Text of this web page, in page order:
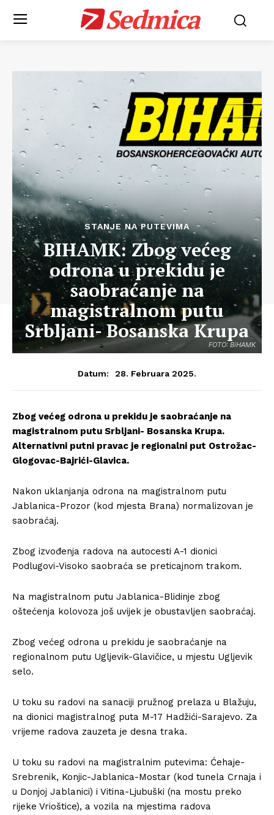
Sedmica
FOTO: BiHAMK
STANJE NA PUTEVIMA
BIHAMK: Zbog većeg
odrona u prekidu je
saobraćanje na
magistralnom putu
Srbljani- Bosanska Krupa
Datum: 28. Februara 2025.
Zbog većeg odrona u prekidu je saobraćanje na
magistralnom putu Srbljani- Bosanska Krupa.
Alternativni putni pravac je regionalni put Ostrožac-
Glogovac-Bajrići-Glavica.
Nakon uklanjanja odrona na magistralnom putu
Jablanica-Prozor (kod mjesta Brana) normalizovan je
saobraćaj.
Zbog izvođenja radova na autocesti A-1 dionici
Podlugovi-Visoko saobraća se preticajnom trakom.
Na magistralnom putu Jablanica-Blidinje zbog
oštećenja kolovoza još uvijek je obustavljen saobraćaj.
Zbog većeg odrona u prekidu je saobraćanje na
regionalnom putu Ugljevik-Glavičice, u mjestu Ugljevik
selo.
U toku su radovi na sanaciji pružnog prelaza u Blažuju,
na dionici magistralnog puta M-17 Hadžići-Sarajevo. Za
vrijeme radova zauzeta je desna traka.
U toku su radovi na magistralnim putevima: Ćehaje-
Srebrenik, Konjic-Jablanica-Mostar (kod tunela Crnaja i
u Donjoj Jablanici) i Vitina-Ljubuški (na mostu preko
rijeke Vrioštice), a vozila na mjestima radova